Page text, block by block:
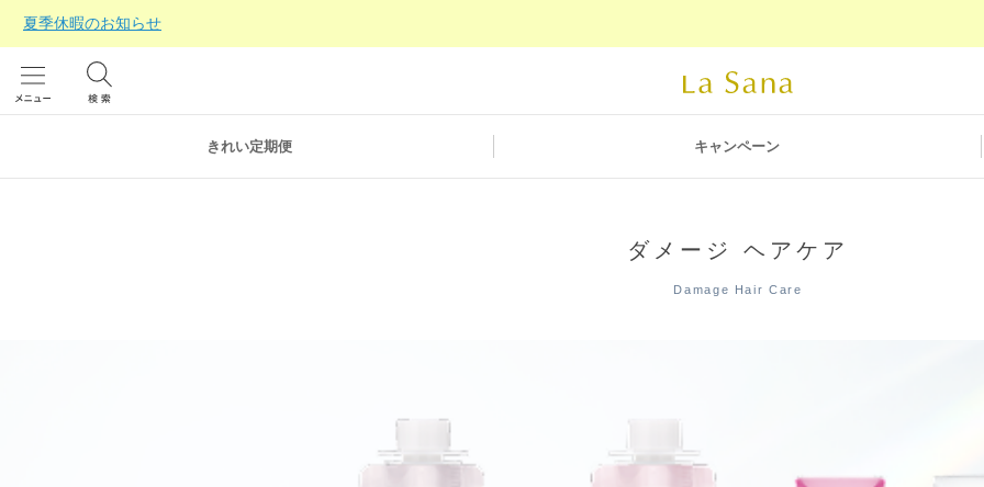
夏季休暇のお知らせ
きれい定期便 キャンペーン
ダメージ ヘアケア
Damage Hair Care